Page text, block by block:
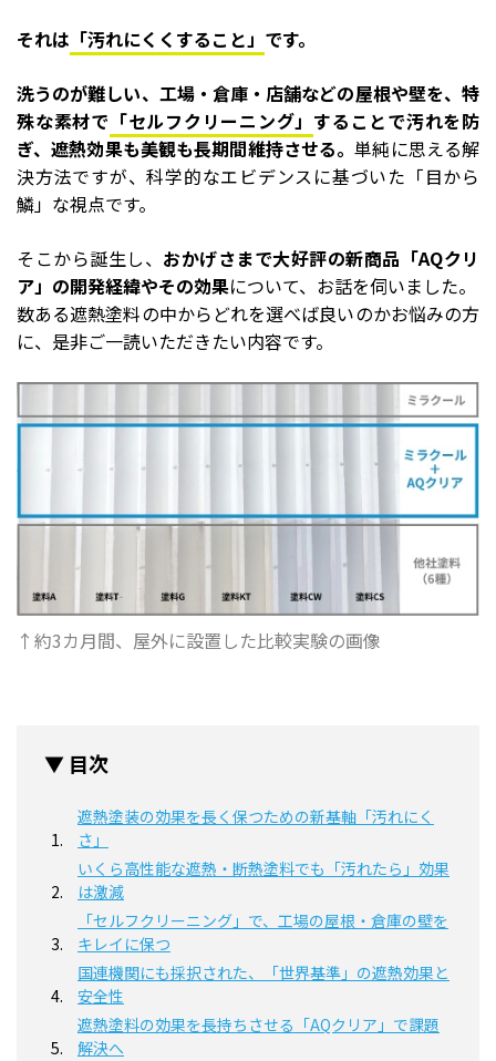
それは 「汚れにくくすること」 です。
洗うのが難しい、工場・倉庫・店舗などの屋根や壁を、特
殊な素材で 「セルフクリーニング」 することで汚れを防
ぎ、遮熱効果も美観も長期間維持させる。単純に思える解
決方法ですが、科学的なエビデンスに基づいた「目から
鱗」な視点です。
そこから誕生し、 おかげさまで大好評の新商品「AQクリ
ア」の開発経緯やその効果について、お話を伺いました。
数ある遮熱塗料の中からどれを選べば良いのかお悩みの方
に、是非ご一読いただきたい内容です。
↑約3カ月間、屋外に設置した比較実験の画像
▼ 目次
遮熱塗装の効果を長く保つための新基軸「汚れにく
さ」
いくら高性能な遮熱・断熱塗料でも「汚れたら」効果
は激減
「セルフクリーニング」で、工場の屋根・倉庫の壁を
キレイに保つ
国連機関にも採択された、「世界基準」の遮熱効果と
安全性
遮熱塗料の効果を長持ちさせる「AQクリア」で課題
解決へ